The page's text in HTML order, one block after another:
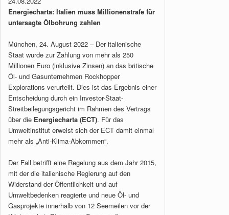
Energiecharta: Italien muss Millionenstrafe für
untersagte Ölbohrung zahlen
München, 24. August 2022 – Der italienische
Staat wurde zur Zahlung von mehr als 250
Millionen Euro (inklusive Zinsen) an das britische
Öl- und Gasunternehmen Rockhopper
Explorations verurteilt. Dies ist das Ergebnis einer
Entscheidung durch ein Investor-Staat-
Streitbeilegungsgericht im Rahmen des Vertrags
über die Energiecharta (ECT). Für das
Umweltinstitut erweist sich der ECT damit einmal
mehr als „Anti-Klima-Abkommen“.
Der Fall betrifft eine Regelung aus dem Jahr 2015,
mit der die italienische Regierung auf den
Widerstand der Öffentlichkeit und auf
Umweltbedenken reagierte und neue Öl- und
Gasprojekte innerhalb von 12 Seemeilen vor der